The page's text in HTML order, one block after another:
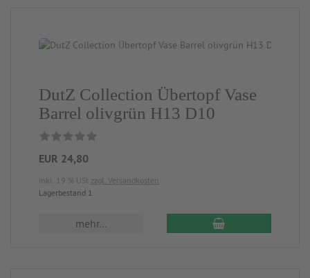
DutZ Collection Übertopf Vase
Barrel olivgrün H13 D10
EUR 24,80
inkl. 19 % USt zzgl. Versandkosten
Lagerbestand 1
mehr...